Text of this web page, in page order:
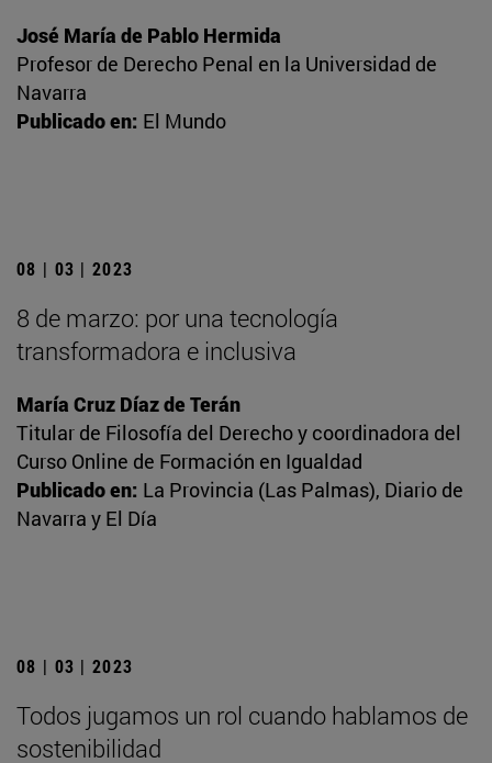
José María de Pablo Hermida
Profesor de Derecho Penal en la Universidad de
Navarra
Publicado en: El Mundo
08 | 03 | 2023
8 de marzo: por una tecnología
transformadora e inclusiva
María Cruz Díaz de Terán
Titular de Filosofía del Derecho y coordinadora del
Curso Online de Formación en Igualdad
Publicado en: La Provincia (Las Palmas), Diario de
Navarra y El Día
08 | 03 | 2023
Todos jugamos un rol cuando hablamos de
sostenibilidad